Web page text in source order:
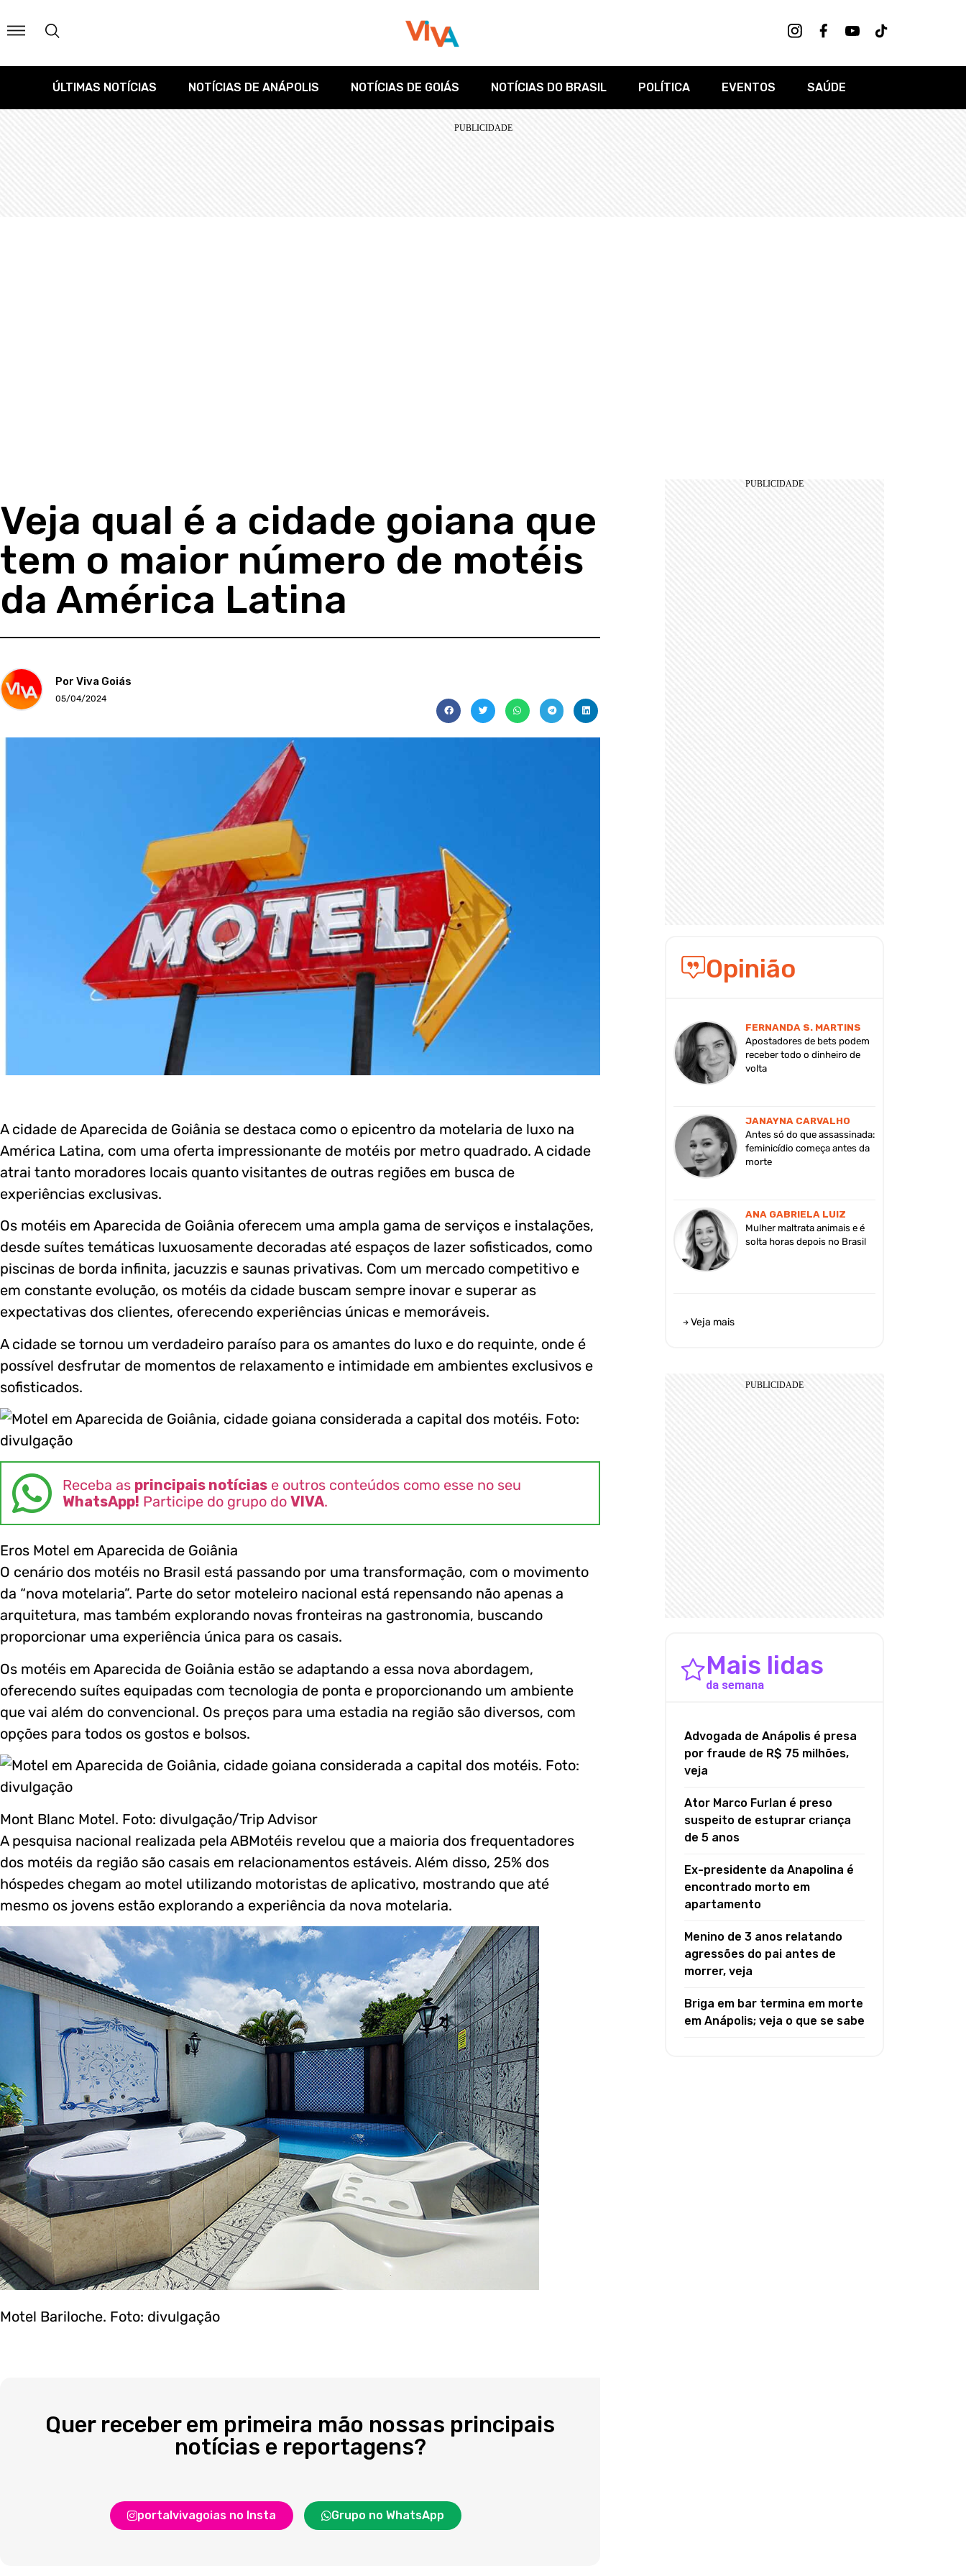
ÚLTIMAS NOTÍCIAS NOTÍCIAS DE ANÁPOLIS NOTÍCIAS DE GOIÁS NOTÍCIAS DO BRASIL POLÍTICA EVENTOS SAÚDE
Veja qual é a cidade goiana que
tem o maior número de motéis
da América Latina
Por Viva Goiás
05/04/2024
A cidade de Aparecida de Goiânia se destaca como o epicentro da motelaria de luxo na
América Latina, com uma oferta impressionante de motéis por metro quadrado. A cidade
atrai tanto moradores locais quanto visitantes de outras regiões em busca de
experiências exclusivas.
Os motéis em Aparecida de Goiânia oferecem uma ampla gama de serviços e instalações,
desde suítes temáticas luxuosamente decoradas até espaços de lazer sofisticados, como
piscinas de borda infinita, jacuzzis e saunas privativas. Com um mercado competitivo e
em constante evolução, os motéis da cidade buscam sempre inovar e superar as
expectativas dos clientes, oferecendo experiências únicas e memoráveis.
A cidade se tornou um verdadeiro paraíso para os amantes do luxo e do requinte, onde é
possível desfrutar de momentos de relaxamento e intimidade em ambientes exclusivos e
sofisticados.
Receba as principais notícias e outros conteúdos como esse no seu
WhatsApp! Participe do grupo do VIVA.
Eros Motel em Aparecida de Goiânia
O cenário dos motéis no Brasil está passando por uma transformação, com o movimento
da “nova motelaria”. Parte do setor moteleiro nacional está repensando não apenas a
arquitetura, mas também explorando novas fronteiras na gastronomia, buscando
proporcionar uma experiência única para os casais.
Os motéis em Aparecida de Goiânia estão se adaptando a essa nova abordagem,
oferecendo suítes equipadas com tecnologia de ponta e proporcionando um ambiente
que vai além do convencional. Os preços para uma estadia na região são diversos, com
opções para todos os gostos e bolsos.
Mont Blanc Motel. Foto: divulgação/Trip Advisor
A pesquisa nacional realizada pela ABMotéis revelou que a maioria dos frequentadores
dos motéis da região são casais em relacionamentos estáveis. Além disso, 25% dos
hóspedes chegam ao motel utilizando motoristas de aplicativo, mostrando que até
mesmo os jovens estão explorando a experiência da nova motelaria.
Motel Bariloche. Foto: divulgação
Quer receber em primeira mão nossas principais
notícias e reportagens?
portalvivagoias no Insta Grupo no WhatsApp
Opinião
FERNANDA S. MARTINS
Apostadores de bets podem
receber todo o dinheiro de
volta
JANAYNA CARVALHO
Antes só do que assassinada:
feminicídio começa antes da
morte
ANA GABRIELA LUIZ
Mulher maltrata animais e é
solta horas depois no Brasil
Veja mais
Mais lidas
da semana
Advogada de Anápolis é presa
por fraude de R$ 75 milhões,
veja
Ator Marco Furlan é preso
suspeito de estuprar criança
de 5 anos
Ex-presidente da Anapolina é
encontrado morto em
apartamento
Menino de 3 anos relatando
agressões do pai antes de
morrer, veja
Briga em bar termina em morte
em Anápolis; veja o que se sabe